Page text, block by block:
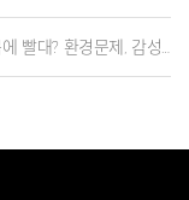
문제, 감성적 접근만으로는 안돼